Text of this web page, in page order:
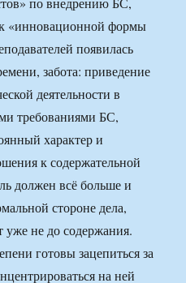
«инновационной формы
появилась
забота: приведение
деятельности в
требованиями БС,
характер и
к содержательной
должен всё больше и
стороне дела,
уже не до содержания.
готовы зацепиться за
на ней